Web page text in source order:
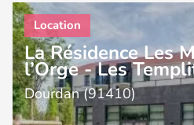
La Résidence Les
l’Orge - Les
Dourdan (91410)